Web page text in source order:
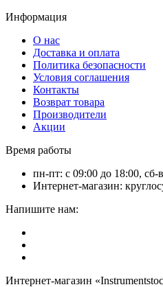
Информация
О нас
Доставка и оплата
Политика безопасности
Условия соглашения
Контакты
Возврат товара
Производители
Акции
Время работы
пн-пт: с 09:00 до 18:00,
Интернет-магазин:
Напишите нам:
Интернет-магазин